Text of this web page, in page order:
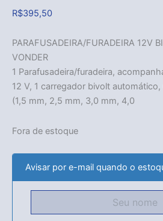
R$395,50
PARAFUSADEIRA/FURADEIRA 12V
VONDER
1 Parafusadeira/furadeira,
12 V, 1 carregador bivolt
(1,5 mm, 2,5 mm, 3,0 mm, 4,0
Fora de estoque
Avisar por e-mail quando o